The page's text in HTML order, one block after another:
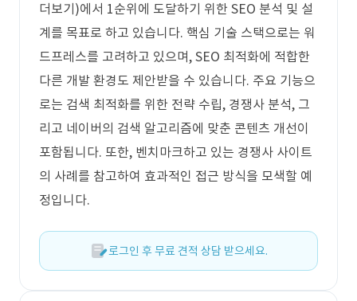
더보기)에서 1순위에 도달하기 위한 SEO 분석 및 설
계를 목표로 하고 있습니다. 핵심 기술 스택으로는 워
드프레스를 고려하고 있으며, SEO 최적화에 적합한
다른 개발 환경도 제안받을 수 있습니다. 주요 기능으
로는 검색 최적화를 위한 전략 수립, 경쟁사 분석, 그
리고 네이버의 검색 알고리즘에 맞춘 콘텐츠 개선이
포함됩니다. 또한, 벤치마크하고 있는 경쟁사 사이트
의 사례를 참고하여 효과적인 접근 방식을 모색할 예
정입니다.
로그인 후 무료 견적 상담 받으세요.